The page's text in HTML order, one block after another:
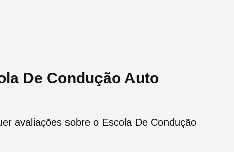
De Condução Auto
avaliações sobre o Escola De Condução